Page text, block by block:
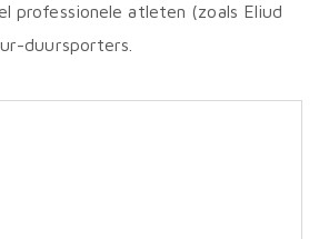
professionele atleten (zoals Eliud
duursporters.